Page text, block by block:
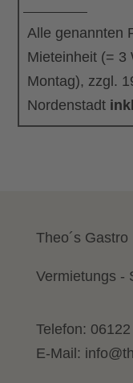
Alle genannten
Mieteinheit (= 3
Montag), zzgl.
Nordenstadt
Theo´s Gastro
Vermietungs -
Telefon:
E-Mail: